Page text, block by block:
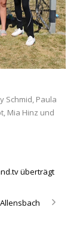
Schmid, Paula
Mia Hinz und
überträgt